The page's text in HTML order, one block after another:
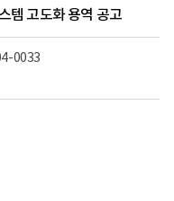
템 고도화 용역 공고
0033